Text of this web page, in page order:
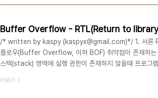
Buffer Overflow - RTL(Return to
/* written by kaspy (kaspyx@gmail.com)*/ 1. 서론
플로우(Buffer Overflow, 이하 BOF) 취약점이 존재하는
스택(stack) 영역에 실행 권한이 존재하지 않을때 프로그
권한을 주고있지않고, 특별한 컴파일 옵션을 주어서만 실
더보기